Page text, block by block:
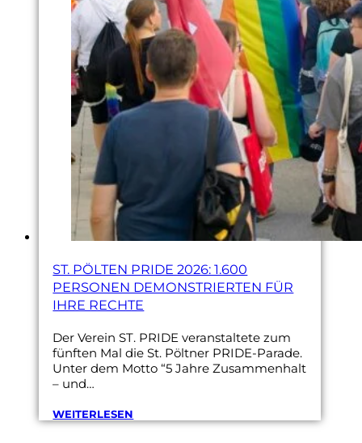
ST. PÖLTEN PRIDE 2026: 1.600
PERSONEN DEMONSTRIERTEN FÜR
IHRE RECHTE
Der Verein ST. PRIDE veranstaltete zum
fünften Mal die St. Pöltner PRIDE-Parade.
Unter dem Motto “5 Jahre Zusammenhalt
– und…
WEITERLESEN